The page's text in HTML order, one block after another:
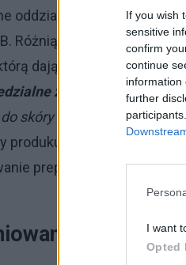
If you wish
sensitive
confirm
continue
information
further
I want
Opted
oddziaływanie słońca na
Różnią się one
dają. –
za negatywne
skóry właściwej,
produkującej kremy dermo
preparatów ochrony
UVA